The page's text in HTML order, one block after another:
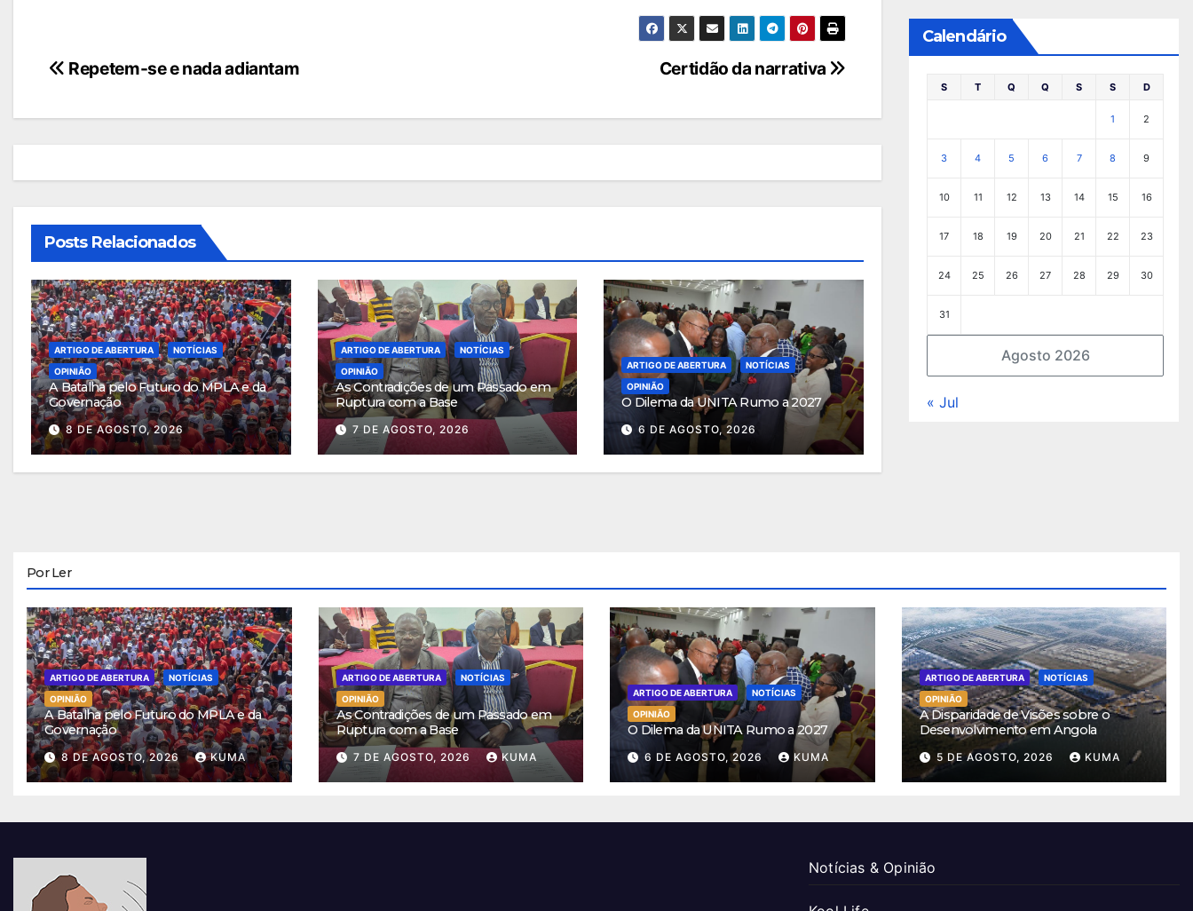
Navegação
Certidão da narrativa
Repetem-se e nada adiantam
Posts Relacionados
ARTIGO DE ABERTURA
NOTÍCIAS
OPINIÃO
A Batalha pelo Futuro do MPLA e da
Governação
8 DE AGOSTO, 2026
ARTIGO DE ABERTURA
NOTÍCIAS
OPINIÃO
As Contradições de um Passado em
Ruptura com a Base
7 DE AGOSTO, 2026
ARTIGO DE ABERTURA
NOTÍCIAS
OPINIÃO
O Dilema da UNITA Rumo a 2027
6 DE AGOSTO, 2026
Calendário
Agosto 2026
S T Q Q S S D
1 2
3 4 5 6 7 8 9
10 11 12 13 14 15 16
17 18 19 20 21 22 23
24 25 26 27 28 29 30
31
« Jul
Por Ler
ARTIGO DE ABERTURA
NOTÍCIAS
OPINIÃO
A Batalha pelo Futuro do MPLA e da
Governação
8 DE AGOSTO, 2026 KUMA
ARTIGO DE ABERTURA
NOTÍCIAS
OPINIÃO
As Contradições de um Passado em
Ruptura com a Base
7 DE AGOSTO, 2026 KUMA
ARTIGO DE ABERTURA
NOTÍCIAS
OPINIÃO
O Dilema da UNITA Rumo a 2027
6 DE AGOSTO, 2026 KUMA
ARTIGO DE ABERTURA
NOTÍCIAS
OPINIÃO
A Disparidade de Visões sobre o
Desenvolvimento em Angola
5 DE AGOSTO, 2026 KUMA
Notícias & Opinião